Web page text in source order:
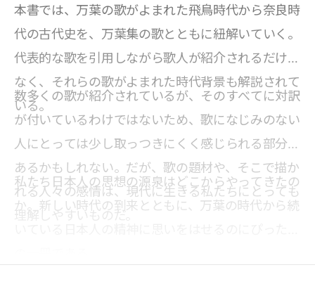
本書では、万葉の歌がよまれた飛鳥時代から奈良時
代の古代史を、万葉集の歌とともに紐解いていく。
代表的な歌を引用しながら歌人が紹介されるだけで
なく、それらの歌がよまれた時代背景も解説されて
いる。
数多くの歌が紹介されているが、そのすべてに対訳
が付いているわけではないため、歌になじみのない
人にとっては少し取っつきにくく感じられる部分も
あるかもしれない。だが、歌の題材や、そこで描か
れる人々の感情は、現代に生きる私たちにとっても
理解しやすいものだ。
私たち日本人の思想の源泉はどこからやってきたの
か。新しい時代の到来とともに、万葉の時代から続